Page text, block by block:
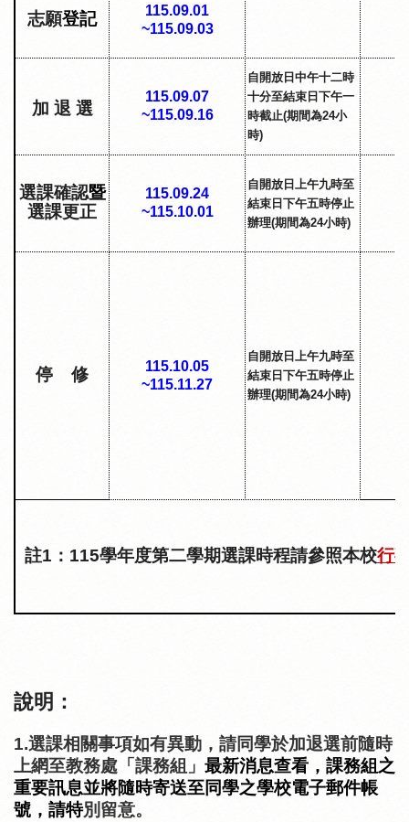
志願登記
115.09.01
~115.09.03
加 退 選
115.09.07
~115.09.16
自開放日中午十二時
十分至結束日下午一
時截止(期間為24小
時)
選課確認暨
選課更正
115.09.24
~115.10.01
自開放日上午九時至
結束日下午五時停止
辦理(期間為24小時)
停 修
115.10.05
~115.11.27
自開放日上午九時至
結束日下午五時停止
辦理(期間為24小時)
註1 ： 115學年度第二學期選課時程請參照本校行
說明：
1.選課相關事項如有異動，請同學於加退選前隨時
上網至教務處「課務組」 最新消息查看，課務組之
重要訊息並將隨時寄送至同學之學校電子郵件帳
號，請特別留意。